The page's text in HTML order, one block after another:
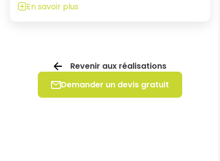
En savoir plus
Revenir aux réalisations
Demander un devis gratuit